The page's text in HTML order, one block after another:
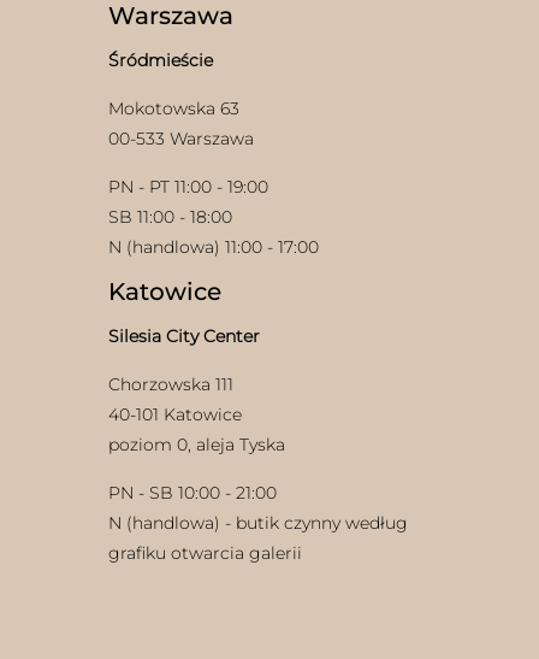
Warszawa
Śródmieście
Mokotowska 63
00-533 Warszawa
PN - PT 11:00 - 19:00
SB 11:00 - 18:00
N (handlowa) 11:00 - 17:00
Katowice
Silesia City Center
Chorzowska 111
40-101 Katowice
poziom 0, aleja Tyska
PN - SB 10:00 - 21:00
N (handlowa) - butik czynny według
grafiku otwarcia galerii